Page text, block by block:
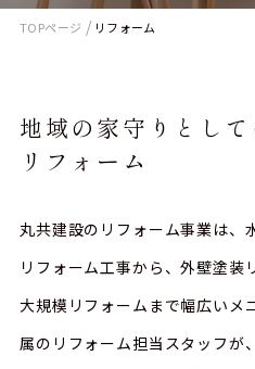
TOPページ / リフォーム
地域の家守りとして
リフォーム
丸共建設のリフォーム事業は、
リフォーム工事から、外壁塗装
大規模リフォームまで幅広いメ
属のリフォーム担当スタッフが